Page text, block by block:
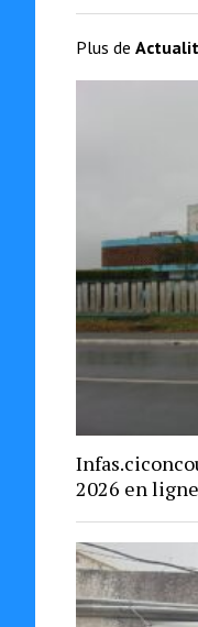
Plus de
2026 en ligne